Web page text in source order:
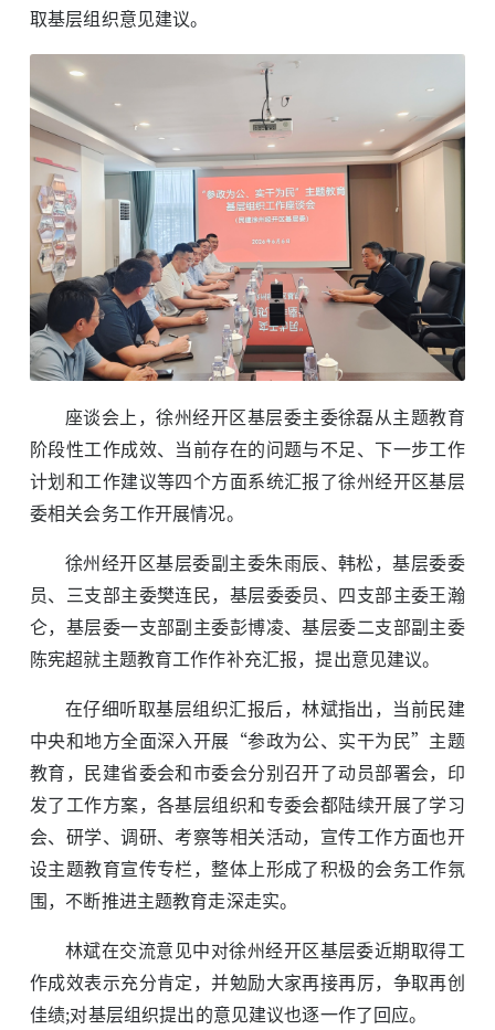
取基层组织意见建议。
座谈会上，徐州经开区基层委主委徐磊从主题教育
阶段性工作成效、当前存在的问题与不足、下一步工作
计划和工作建议等四个方面系统汇报了徐州经开区基层
委相关会务工作开展情况。
徐州经开区基层委副主委朱雨辰、韩松，基层委委
员、三支部主委樊连民，基层委委员、四支部主委王瀚
仑，基层委一支部副主委彭博凌、基层委二支部副主委
陈宪超就主题教育工作作补充汇报，提出意见建议。
在仔细听取基层组织汇报后，林斌指出，当前民建
中央和地方全面深入开展“参政为公、实干为民”主题
教育，民建省委会和市委会分别召开了动员部署会，印
发了工作方案，各基层组织和专委会都陆续开展了学习
会、研学、调研、考察等相关活动，宣传工作方面也开
设主题教育宣传专栏，整体上形成了积极的会务工作氛
围，不断推进主题教育走深走实。
林斌在交流意见中对徐州经开区基层委近期取得工
作成效表示充分肯定，并勉励大家再接再厉，争取再创
佳绩;对基层组织提出的意见建议也逐一作了回应。